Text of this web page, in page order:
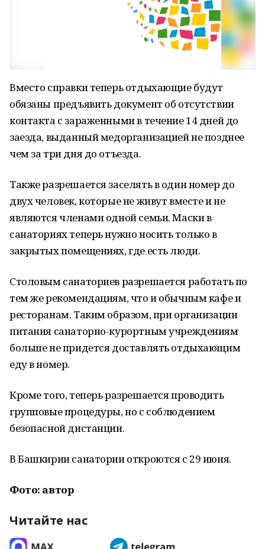
Вместо справки теперь отдыхающие будут
обязаны предъявить документ об отсутствии
контакта с зараженными в течение 14 дней до
заезда, выданный медорганизацией не позднее
чем за три дня до отъезда.
Также разрешается заселять в один номер до
двух человек, которые не живут вместе и не
являются членами одной семьи. Маски в
санаториях теперь нужно носить только в
закрытых помещениях, где есть люди.
Столовым санаториев разрешается работать по
тем же рекомендациям, что и обычным кафе и
ресторанам. Таким образом, при организации
питания санаторно-курортным учреждениям
больше не придется доставлять отдыхающим
еду в номер.
Кроме того, теперь разрешается проводить
групповые процедуры, но с соблюдением
безопасной дистанции.
В Башкирии санатории откроются с 29 июня.
Фото: автор
Читайте нас